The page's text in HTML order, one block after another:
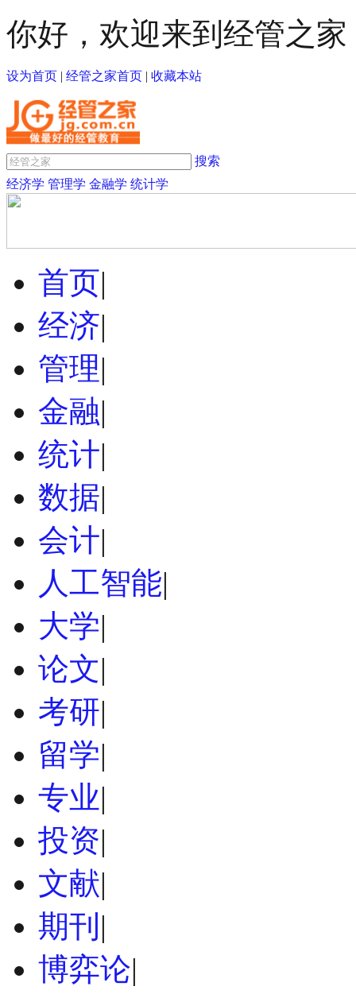
你好，欢迎来到经管之家
设为首页 | 经管之家首页 | 收藏本站
搜索
经济学 管理学 金融学 统计学
首页|
经济|
管理|
金融|
统计|
数据|
会计|
人工智能|
大学|
论文|
考研|
留学|
专业|
投资|
文献|
期刊 |
博弈论|